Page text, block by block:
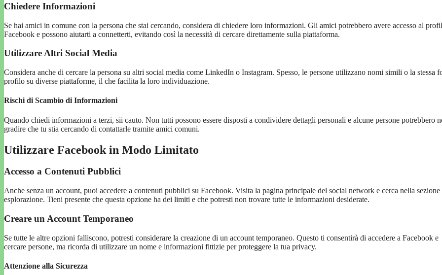
Chiedere Informazioni
Se hai amici in comune con la persona che stai cercando, considera di chiedere loro informazioni. Gli amici potrebbero avere accesso al
Facebook e possono aiutarti a connetterti, evitando così la necessità di cercare direttamente sulla piattaforma.
Utilizzare Altri Social Media
Considera anche di cercare la persona su altri social media come LinkedIn o Instagram. Spesso, le persone utilizzano nomi simili o la stessa
profilo su diverse piattaforme, il che facilita la loro individuazione.
Rischi di Scambio di Informazioni
Quando chiedi informazioni a terzi, sii cauto. Non tutti possono essere disposti a condividere dettagli personali e alcune persone potrebbero
gradire che tu stia cercando di contattarle tramite amici comuni.
Utilizzare Facebook in Modo Limitato
Accesso a Contenuti Pubblici
Anche senza un account, puoi accedere a contenuti pubblici su Facebook. Visita la pagina principale del social network e cerca nella sezione
esplorazione. Tieni presente che questa opzione ha dei limiti e che potresti non trovare tutte le informazioni desiderate.
Creare un Account Temporaneo
Se tutte le altre opzioni falliscono, potresti considerare la creazione di un account temporaneo. Questo ti consentirà di accedere a Facebook e
cercare persone, ma ricorda di utilizzare un nome e informazioni fittizie per proteggere la tua privacy.
Attenzione alla Sicurezza